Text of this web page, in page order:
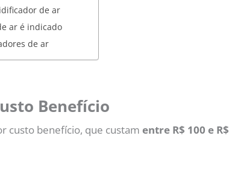
de ar
ar é indicado
de ar
Benefício
custo benefício, que custam entre R$ 100 e R$